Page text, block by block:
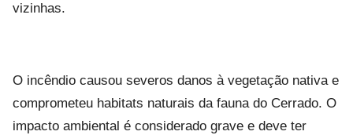
vizinhas.
O incêndio causou severos danos à vegetação nativa e
comprometeu habitats naturais da fauna do Cerrado. O
impacto ambiental é considerado grave e deve ter